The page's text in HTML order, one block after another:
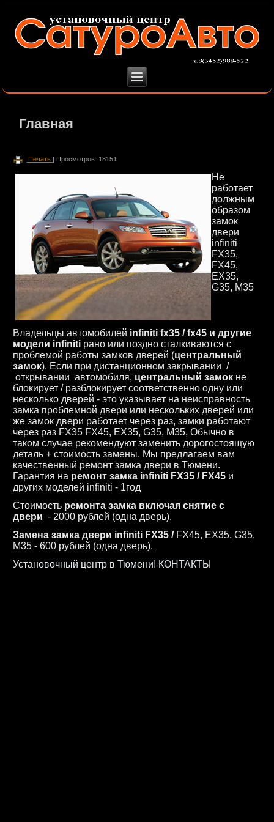
Главная
Печать | Просмотров: 18151
Не
работает
должным
образом
замок
двери
infiniti
FX35,
FX45,
EX35,
G35, M35
Владельцы автомобилей infiniti fx35 / fx45 и другие
модели infiniti рано или поздно сталкиваются с
проблемой работы замков дверей (центральный
замок). Если при дистанционном закрывании /
открывании автомобиля, центральный замок не
блокирует / разблокирует соответственно одну или
несколько дверей - это указывает на неисправность
замка проблемной двери или нескольких дверей или
же замок двери работает через раз, замки работают
через раз FX35 FX45, EX35, G35, M35, Обычно в
таком случае рекомендуют заменить дорогостоящую
деталь + стоимость замены. Мы предлагаем вам
качественный ремонт замка двери в Тюмени.
Гарантия на ремонт замка infiniti FX35 / FX45 и
других моделей infiniti - 1год
Стоимость ремонта замка включая снятие с
двери - 2000 рублей (одна дверь).
Замена замка двери infiniti FX35 / FX45, EX35, G35,
M35 - 600 рублей (одна дверь).
Установочный центр в Тюмени! КОНТАКТЫ